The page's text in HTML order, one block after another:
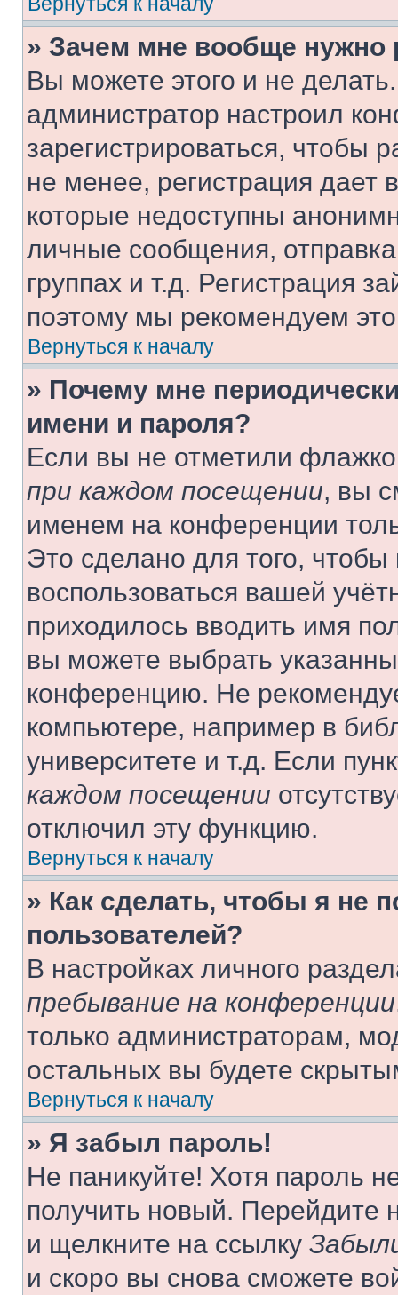
» Зачем мне вообще нужно
Вы можете этого и не
администратор настроил
зарегистрироваться, чтобы
не менее, регистрация
которые недоступны
личные сообщения,
группах и т.д. Регистрация
поэтому мы рекомендуем
Вернуться к началу
» Почему мне
имени и пароля?
Если вы не отметили
при каждом посещении, вы
именем на конференции
Это сделано для того, чтобы
воспользоваться вашей
приходилось вводить имя
вы можете выбрать
конференцию. Не
компьютере, например в
университете и т.д. Если
каждом посещении
отключил эту функцию.
Вернуться к началу
» Как сделать, чтобы я не
пользователей?
В настройках личного
пребывание на конференции
только администраторам,
остальных вы будете
Вернуться к началу
» Я забыл пароль!
Не паникуйте! Хотя пароль
получить новый. Перейдите
и щелкните на ссылку
и скоро вы снова сможете